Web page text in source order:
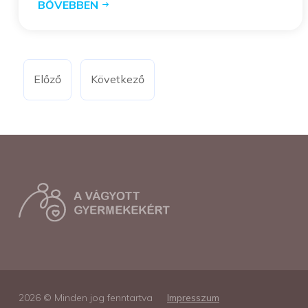
BŐVEBBEN
Előző Következő
2026 © Minden jog fenntartva Impresszum